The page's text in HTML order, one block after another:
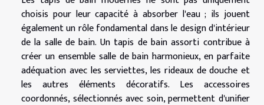
choisis pour leur capacité à absorber l'eau ; ils jouent
également un rôle fondamental dans le design d'intérieur
de la salle de bain. Un tapis de bain assorti contribue à
créer un ensemble salle de bain harmonieux, en parfaite
adéquation avec les serviettes, les rideaux de douche et
les autres éléments décoratifs. Les accessoires
coordonnés, sélectionnés avec soin, permettent d'unifier